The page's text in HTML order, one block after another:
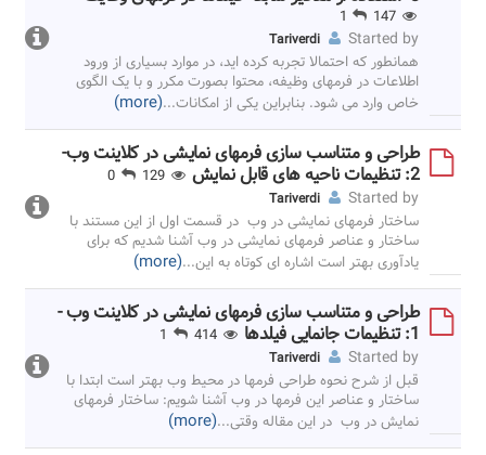
Started by
Tariverdi
همانطور که احتمالا تجربه کرده اید، در موارد بسیاری از ورود
اطلاعات در فرمهای وظیفه، محتوا بصورت مکرر و با یک الگوی
خاص وارد می شود. بنابراین یکی از امکانات...
(more)
طراحی و متناسب سازی فرمهای نمایشی در کلاینت وب-
2: تنظیمات ناحیه های قابل نمایش 129
Started by
Tariverdi
ساختار فرمهای نمایشی در وب در قسمت اول از این مستند با
ساختار و عناصر فرمهای نمایشی در وب آشنا شدیم که برای
یادآوری بهتر است اشاره ای کوتاه به این...
(more)
طراحی و متناسب سازی فرمهای نمایشی در کلاینت وب -
1: تنظیمات جانمایی فیلدها 414
Started by
Tariverdi
قبل از شرح نحوه طراحی فرمها در محیط وب بهتر است ابتدا با
ساختار و عناصر این فرمها در وب آشنا شویم: ساختار فرمهای
نمایش در وب در این مقاله وقتی...
(more)